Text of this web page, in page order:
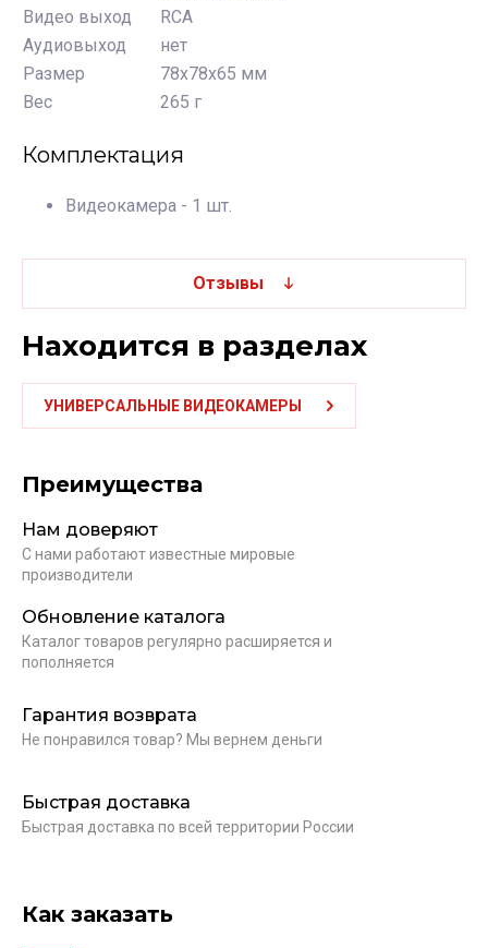
Видео выход
RCA
Аудиовыход
нет
Размер
78х78х65 мм
Вес
265 г
Комплектация
Видеокамера - 1 шт.
Отзывы
Находится в разделах
УНИВЕРСАЛЬНЫЕ ВИДЕОКАМЕРЫ
Преимущества
Нам доверяют
С нами работают известные мировые
производители
Обновление каталога
Каталог товаров регулярно расширяется и
пополняется
Гарантия возврата
Не понравился товар? Мы вернем деньги
Быстрая доставка
Быстрая доставка по всей территории России
Как заказать